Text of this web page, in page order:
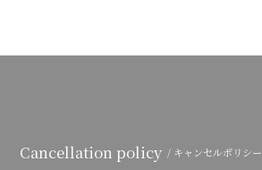
Cancellation policy / キャンセルポリシー